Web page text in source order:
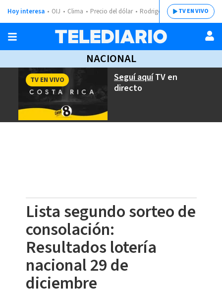
Hoy interesa OIJ Clima Precio del dólar Rodrigo ChavesTV EN VIVO
NACIONAL
Seguí aquíTV en
directo
TV EN VIVO
Lista segundo sorteo de
consolación:
Resultados lotería
nacional 29 de
diciembre